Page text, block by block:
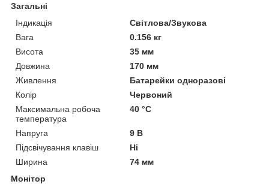
Загальні
Індикація
Світлова/Звукова
Вага
0.156 кг
Висота
35 мм
Довжина
170 мм
Живлення
Батарейки одноразові
Колір
Червоний
Максимальна робоча
температура
40 °С
Напруга
9 В
Підсвічування клавіш
Ні
Ширина
74 мм
Монітор